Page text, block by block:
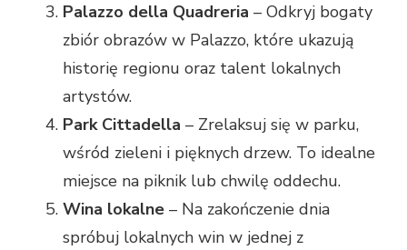
Palazzo della Quadreria – Odkryj bogaty
zbiór obrazów w Palazzo, które ukazują
historię regionu oraz talent lokalnych
artystów.
Park Cittadella – Zrelaksuj się w parku,
wśród zieleni i pięknych drzew. To idealne
miejsce na piknik lub chwilę oddechu.
Wina lokalne – Na zakończenie dnia
spróbuj lokalnych win w jednej z